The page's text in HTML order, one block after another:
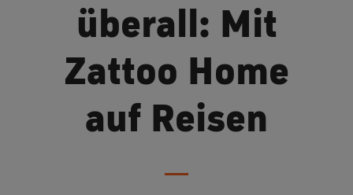
überall: Mit
Zattoo Home
auf Reisen